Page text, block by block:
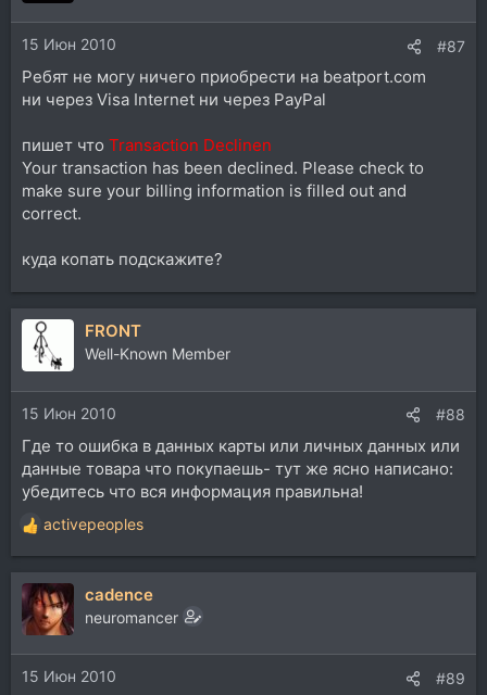
15 Июн 2010 #87
Ребят не могу ничего приобрести на beatport.com
ни через Visa Internet ни через PayPal
пишет что Transaction Declinen
Your transaction has been declined. Please check to
make sure your billing information is filled out and
correct.
куда копать подскажите?
FRONT
Well-Known Member
15 Июн 2010 #88
Где то ошибка в данных карты или личных данных или
данные товара что покупаешь- тут же ясно написано:
убедитесь что вся информация правильна!
Р
е
а
к
ц
и
и
:
activepeoples
cadence
neuromancer
15 Июн 2010 #89